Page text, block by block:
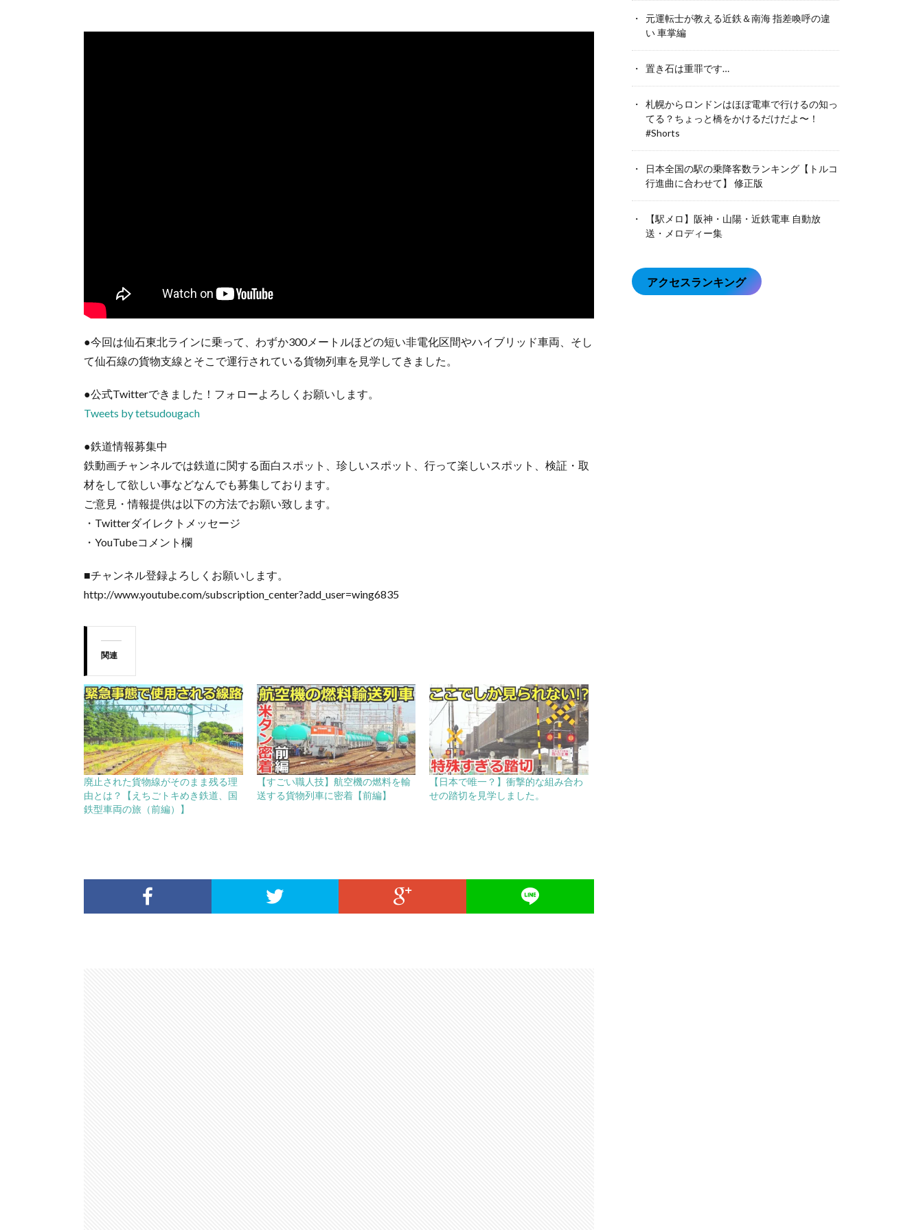
●今回は仙石東北ラインに乗って、わずか300メートルほどの短い非電化区間やハイブリッド車両、そし
て仙石線の貨物支線とそこで運行されている貨物列車を見学してきました。
●公式Twitterできました！フォローよろしくお願いします。
Tweets by tetsudougach
●鉄道情報募集中
鉄動画チャンネルでは鉄道に関する面白スポット、珍しいスポット、行って楽しいスポット、検証・取
材をして欲しい事などなんでも募集しております。
ご意見・情報提供は以下の方法でお願い致します。
・Twitterダイレクトメッセージ
・YouTubeコメント欄
■チャンネル登録よろしくお願いします。
http://www.youtube.com/subscription_center?add_user=wing6835
関連
廃止された貨物線がそのまま残る理
由とは？【えちごトキめき鉄道、国
鉄型車両の旅（前編）】
【すごい職人技】航空機の燃料を輸
送する貨物列車に密着【前編】
【日本で唯一？】衝撃的な組み合わ
せの踏切を見学しました。
元運転士が教える近鉄＆南海 指差喚呼の違
い 車掌編
置き石は重罪です…
札幌からロンドンはほぼ電車で行けるの知っ
てる？ちょっと橋をかけるだけだよ〜！
#Shorts
日本全国の駅の乗降客数ランキング【トルコ
行進曲に合わせて】 修正版
【駅メロ】阪神・山陽・近鉄電車 自動放
送・メロディー集
アクセスランキング